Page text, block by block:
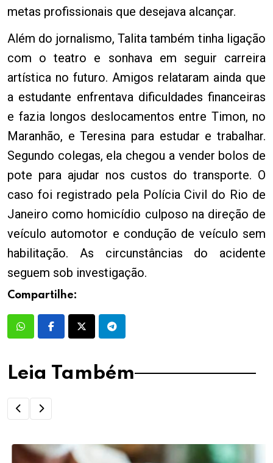
metas profissionais que desejava alcançar.
Além do jornalismo, Talita também tinha ligação
com o teatro e sonhava em seguir carreira
artística no futuro. Amigos relataram ainda que
a estudante enfrentava dificuldades financeiras
e fazia longos deslocamentos entre Timon, no
Maranhão, e Teresina para estudar e trabalhar.
Segundo colegas, ela chegou a vender bolos de
pote para ajudar nos custos do transporte. O
caso foi registrado pela Polícia Civil do Rio de
Janeiro como homicídio culposo na direção de
veículo automotor e condução de veículo sem
habilitação. As circunstâncias do acidente
seguem sob investigação.
Compartilhe:
Leia Também